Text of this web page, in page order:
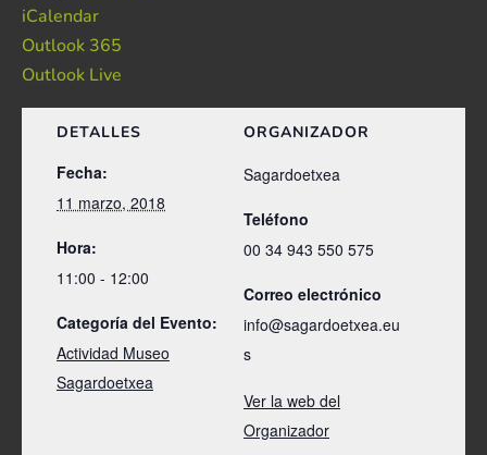
iCalendar
Outlook 365
Outlook Live
DETALLES
Fecha:
11 marzo, 2018
Hora:
11:00 - 12:00
Categoría del Evento:
Actividad Museo
Sagardoetxea
ORGANIZADOR
Sagardoetxea
Teléfono
00 34 943 550 575
Correo electrónico
info@sagardoetxea.eu
s
Ver la web del
Organizador